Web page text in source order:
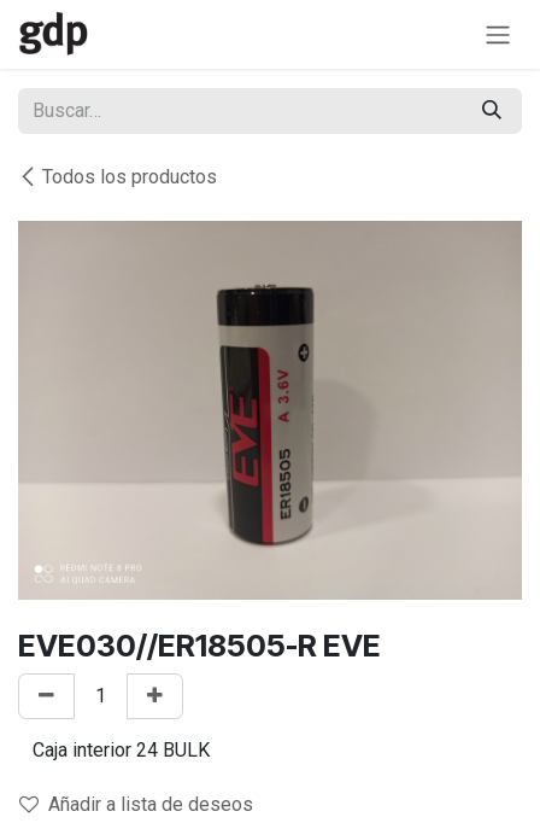
Ir al contenido
Todos los productos
EVE030//ER18505-R EVE
Añadir a lista de deseos